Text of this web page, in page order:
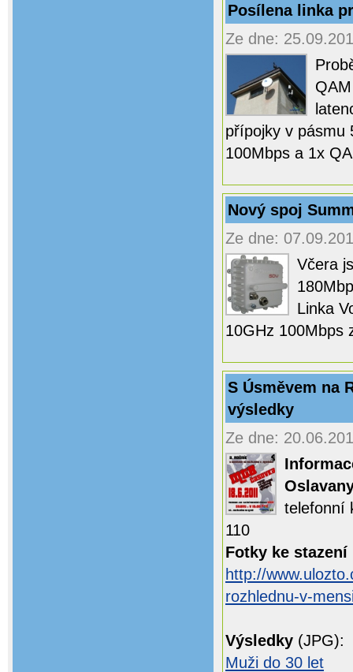
Posílena linka
Ze dne:
přípojky v pásmu
100Mbps a 1x
Nový spoj
Ze dne:
Včera
Linka
10GHz 100Mbps
S Úsměvem na
výsledky
Ze dne:
telefonní
110
Fotky ke
http://
rozhlednu-v-
Výsledky (JPG):
Muži do 30 let